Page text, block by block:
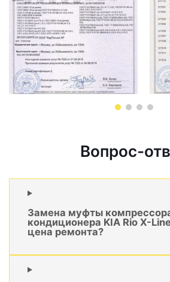
Вопрос-
Замена муфты
кондиционера KIA Rio X-
цена ремонта?